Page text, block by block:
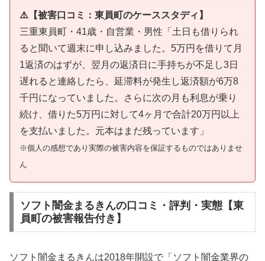
⚠️【被害口コミ：東員町のケーススタディ】
三重東員町・41歳・自営業・男性「土日も借りられ
ると聞いて週末に申し込みました。5万円を借りて月
1返済のはずが、翌月の返済日に手持ちが不足し3日
遅れると連絡したら、延滞料が発生し返済額が6万8
千円になっていました。さらに次の月も利息が乗り
続け、借りた5万円に対して4ヶ月で合計20万円以上
を支払いました。元本はまだ残っています」
※個人の感想であり実際の被害内容を保証するものではありませ
ん
ソフト闇金まるきんの口コミ・評判・実態【東
員町の被害報告付き】
ソフト闇金まるきんは2018年開設で「ソフト闇金業界の